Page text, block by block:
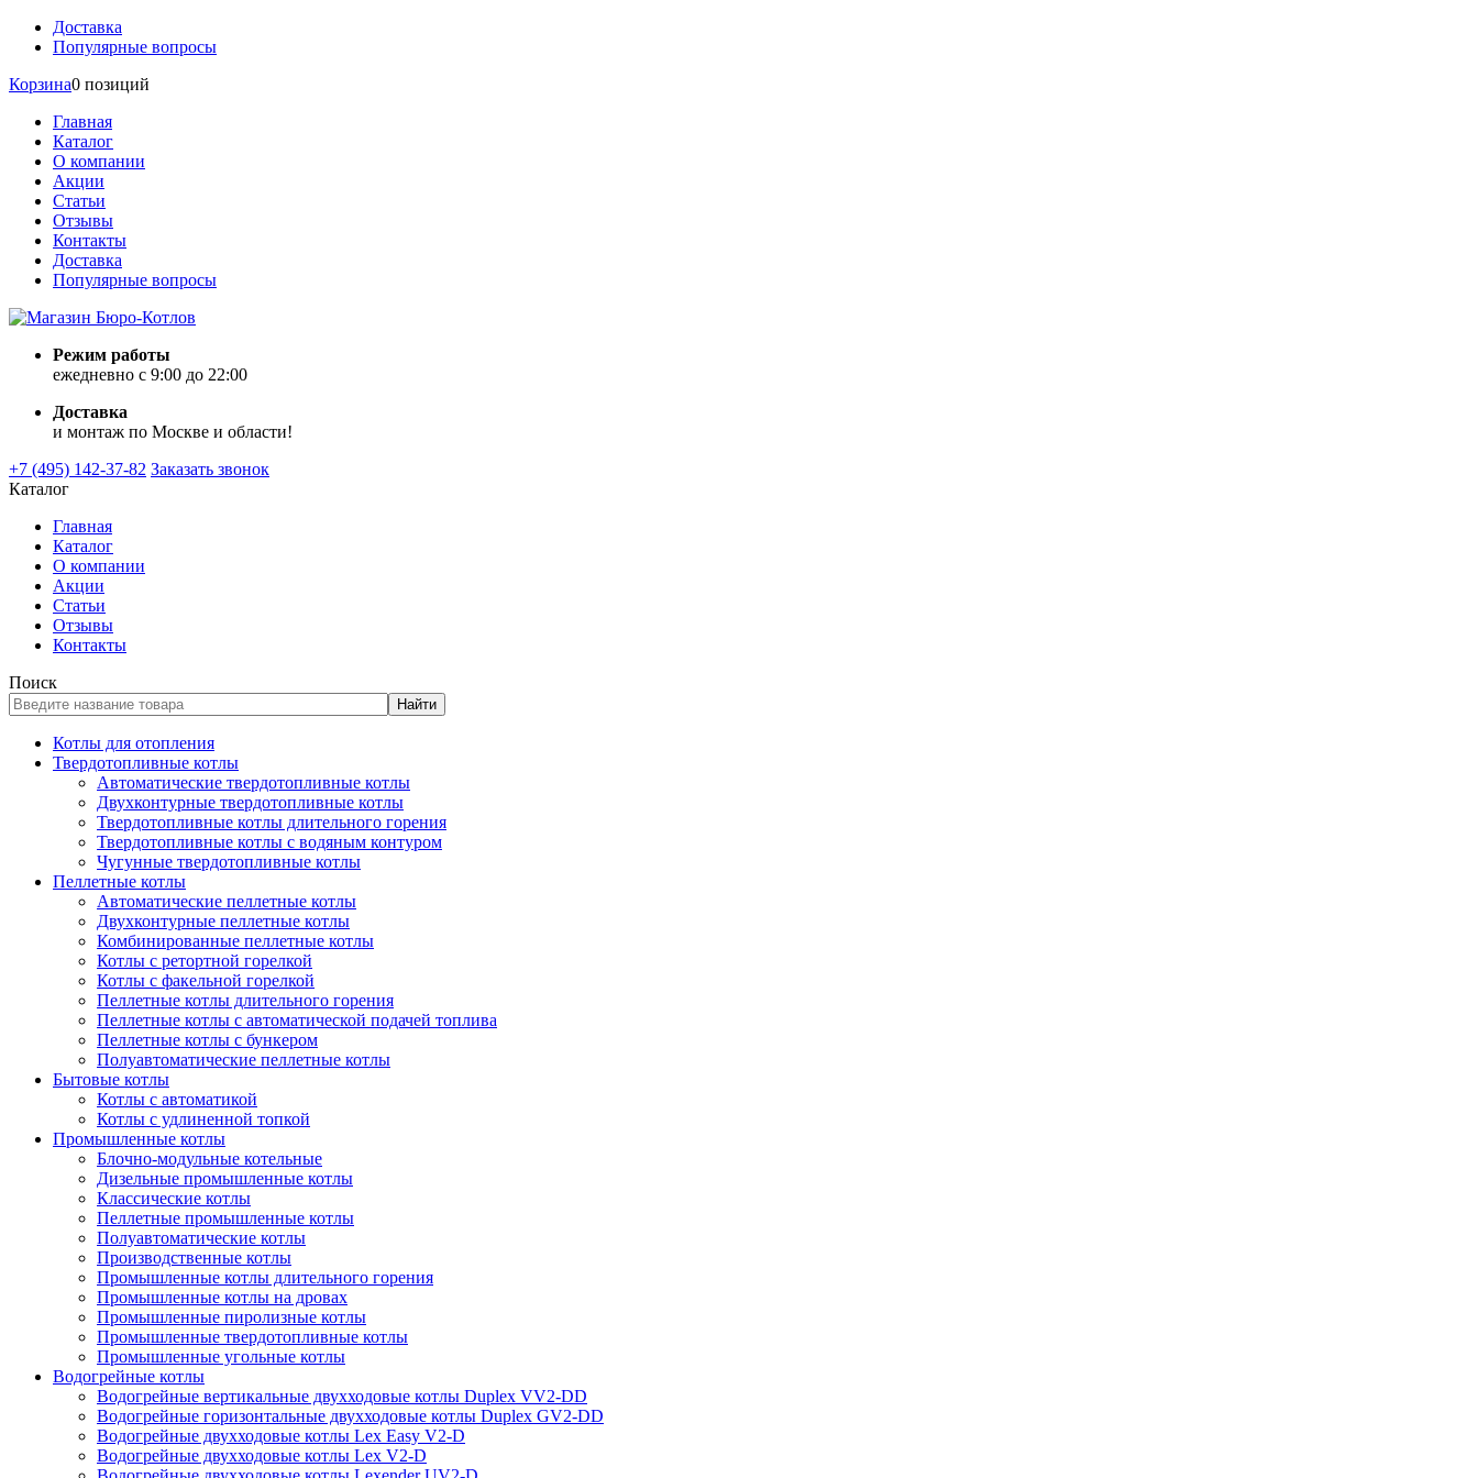
Доставка
Популярные вопросы
Корзина0 позиций
Главная
Каталог
О компании
Акции
Статьи
Отзывы
Контакты
Доставка
Популярные вопросы
Режим работы
ежедневно с 9:00 до 22:00
Доставка
и монтаж по Москве и области!
+7 (495) 142-37-82 Заказать звонок
Каталог
Главная
Каталог
О компании
Акции
Статьи
Отзывы
Контакты
Поиск
Найти
Котлы для отопления
Твердотопливные котлы
Автоматические твердотопливные котлы
Двухконтурные твердотопливные котлы
Твердотопливные котлы длительного горения
Твердотопливные котлы с водяным контуром
Чугунные твердотопливные котлы
Пеллетные котлы
Автоматические пеллетные котлы
Двухконтурные пеллетные котлы
Комбинированные пеллетные котлы
Котлы с ретортной горелкой
Котлы с факельной горелкой
Пеллетные котлы длительного горения
Пеллетные котлы с автоматической подачей топлива
Пеллетные котлы с бункером
Полуавтоматические пеллетные котлы
Бытовые котлы
Котлы с автоматикой
Котлы с удлиненной топкой
Промышленные котлы
Блочно-модульные котельные
Дизельные промышленные котлы
Классические котлы
Пеллетные промышленные котлы
Полуавтоматические котлы
Производственные котлы
Промышленные котлы длительного горения
Промышленные котлы на дровах
Промышленные пиролизные котлы
Промышленные твердотопливные котлы
Промышленные угольные котлы
Водогрейные котлы
Водогрейные вертикальные двухходовые котлы Duplex VV2-DD
Водогрейные горизонтальные двухходовые котлы Duplex GV2-DD
Водогрейные двухходовые котлы Lex Easy V2-D
Водогрейные двухходовые котлы Lex V2-D